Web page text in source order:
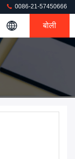
0086-21-57450666
बोली